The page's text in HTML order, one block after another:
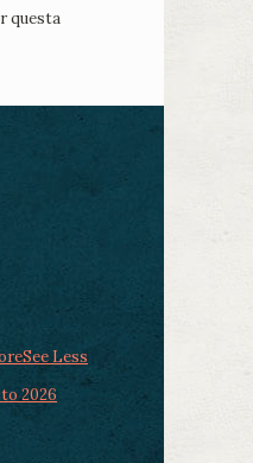
questa
See Less
2026